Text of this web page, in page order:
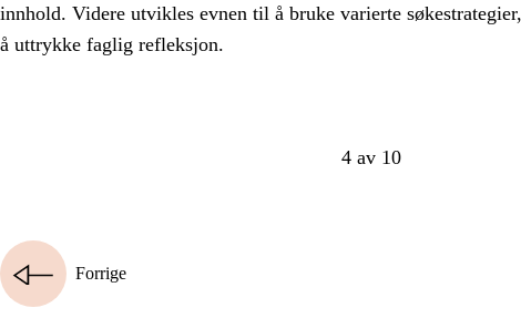
innhold. Videre utvikles evnen til å bruke varierte
å uttrykke faglig refleksjon.
4 av 10
Forrige